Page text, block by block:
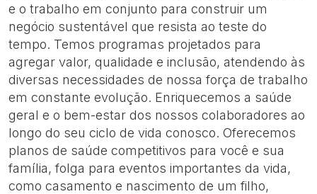
e o trabalho em conjunto para construir um
negócio sustentável que resista ao teste do
tempo. Temos programas projetados para
agregar valor, qualidade e inclusão, atendendo às
diversas necessidades de nossa força de trabalho
em constante evolução. Enriquecemos a saúde
geral e o bem-estar dos nossos colaboradores ao
longo do seu ciclo de vida conosco. Oferecemos
planos de saúde competitivos para você e sua
família, folga para eventos importantes da vida,
como casamento e nascimento de um filho,